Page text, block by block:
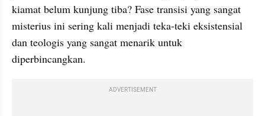
kiamat belum kunjung tiba? Fase transisi yang sangat
misterius ini sering kali menjadi teka-teki eksistensial
dan teologis yang sangat menarik untuk
diperbincangkan.
ADVERTISEMENT